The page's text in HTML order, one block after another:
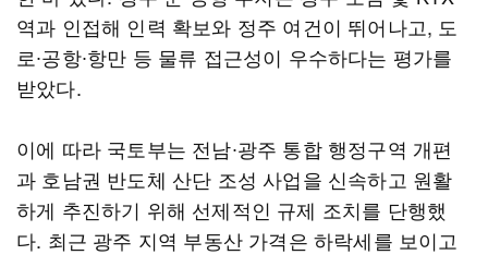
역과 인접해 인력 확보와 정주 여건이 뛰어나고, 도
로∙공항∙항만 등 물류 접근성이 우수하다는 평가를
받았다.
이에 따라 국토부는 전남∙광주 통합 행정구역 개편
과 호남권 반도체 산단 조성 사업을 신속하고 원활
하게 추진하기 위해 선제적인 규제 조치를 단행했
다. 최근 광주 지역 부동산 가격은 하락세를 보이고